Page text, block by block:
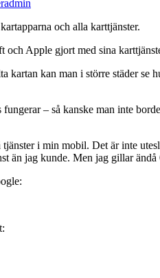
admin
och alla karttjänster.
och Apple gjort med sina
kan man i större städer
– så kanske man inte
i min mobil. Det är inte
än jag kunde. Men jag gillar ändå